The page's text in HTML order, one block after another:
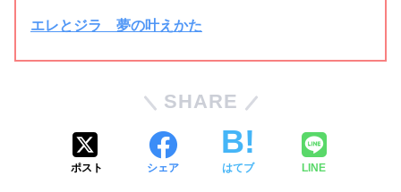
エレとジラ 夢の叶えかた
SHARE
ポスト シェア はてブ LINE